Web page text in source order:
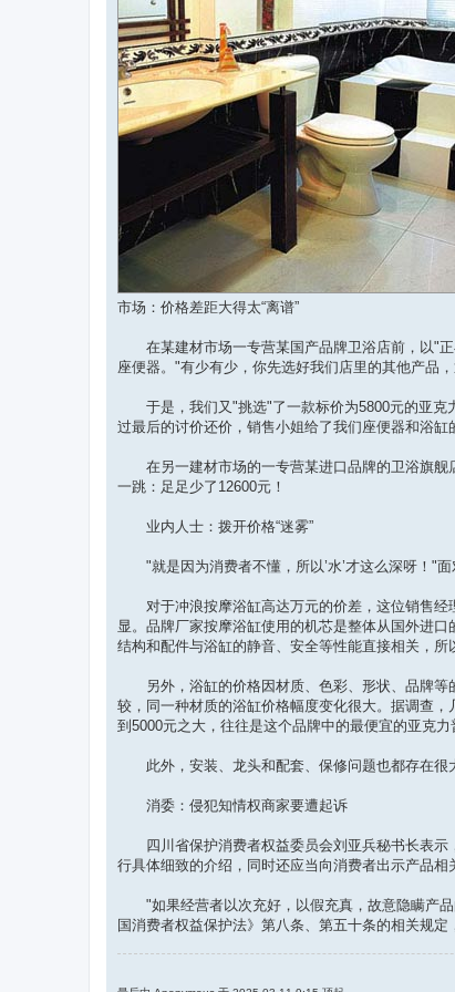
市场：价格差距大得太“离谱”
在某建材市场一专营某国产品牌卫浴店前，以"正
座便器。"有少有少，你先选好我们店里的其他产品
于是，我们又"挑选"了一款标价为5800元的亚克
过最后的讨价还价，销售小姐给了我们座便器和浴
在另一建材市场的一专营某进口品牌的卫浴旗舰
一跳：足足少了12600元！
业内人士：拨开价格“迷雾”
"就是因为消费者不懂，所以’水’才这么深呀！"面
对于冲浪按摩浴缸高达万元的价差，这位销售经
显。品牌厂家按摩浴缸使用的机芯是整体从国外进
结构和配件与浴缸的静音、安全等性能直接相关，所
另外，浴缸的价格因材质、色彩、形状、品牌等
较，同一种材质的浴缸价格幅度变化很大。据调查
到5000元之大，往往是这个品牌中的最便宜的亚克
此外，安装、龙头和配套、保修问题也都存在很
消委：侵犯知情权商家要遭起诉
四川省保护消费者权益委员会刘亚兵秘书长表示
行具体细致的介绍，同时还应当向消费者出示产品相
"如果经营者以次充好，以假充真，故意隐瞒产品
国消费者权益保护法》第八条、第五十条的相关规